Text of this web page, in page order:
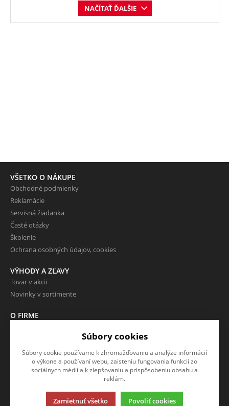
NAČÍTAŤ ĎALŠIE
VŠETKO O NÁKUPE
Obchodné podmienky
Reklamácie
Servisná žiadanka
Časté otázky
Školenie
Ochrana osobných údajov, cookies
VÝHODY A ZĽAVY
Tovar v akcii
Novinky v sortimente
O FIRME
O nás
Referencie
Pracovné miesta
Súbory cookies
Súbory cookie používame k zhromažďovaniu a analýze informácií
o výkone a používaní webu, zaisteniu fungovania funkcií zo
sociálnych médií a k zlepšovaniu a prispôsobeniu obsahu a
reklám.
Zamietnuť všetko Povoliť cookies